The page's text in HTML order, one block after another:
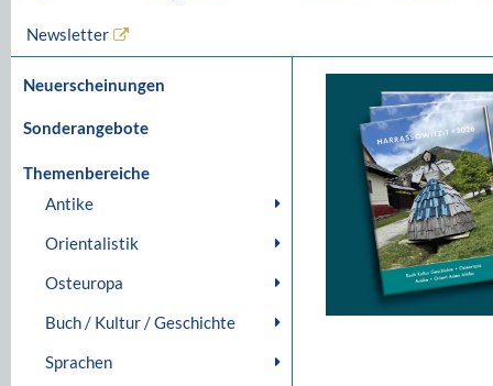
Newsletter
Neuerscheinungen
Sonderangebote
Themenbereiche
Antike
Orientalistik
Osteuropa
Buch / Kultur / Geschichte
Sprachen